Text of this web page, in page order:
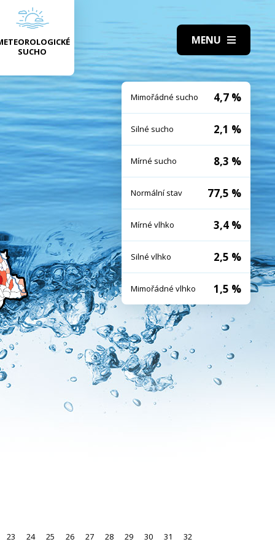
SUCHO
23 24 25 26 27 28 29 30 31
32
Mimořádné sucho 4,7 %
Silné sucho 2,1 %
Mírné sucho 8,3 %
Normální stav 77,5 %
Mírné vlhko 3,4 %
Silné vlhko 2,5 %
Mimořádné vlhko 1,5 %